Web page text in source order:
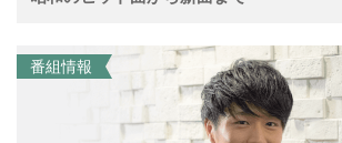
番組情報